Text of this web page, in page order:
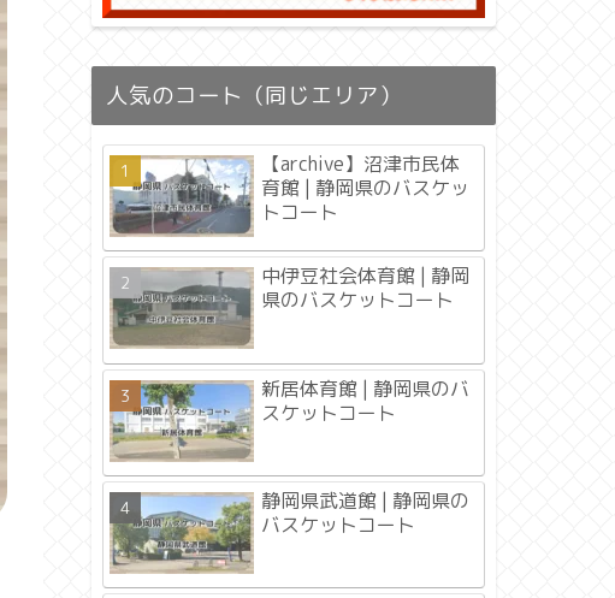
人気のコート（同じエリア）
【archive】沼津市民体
育館 | 静岡県のバスケッ
トコート
中伊豆社会体育館 | 静岡
県のバスケットコート
新居体育館 | 静岡県のバ
スケットコート
静岡県武道館 | 静岡県の
バスケットコート